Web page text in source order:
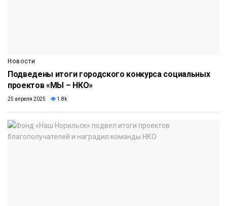
Новости
Подведены итоги городского конкурса социальных
проектов «МЫ – НКО»
25 апреля 2025 1.8k